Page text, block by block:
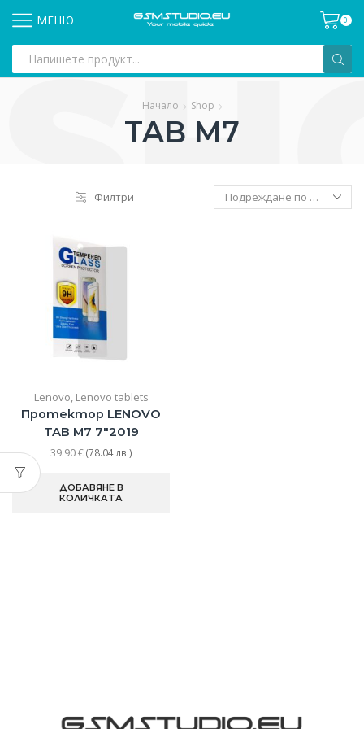
МЕНЮ 0
input
Начало Shop
TAB M7
Филтри
Lenovo, Lenovo tablets
Протектор LENOVO
TAB M7 7″2019
39.90€(78.04 лв.)
ДОБАВЯНЕ В
КОЛИЧКАТА